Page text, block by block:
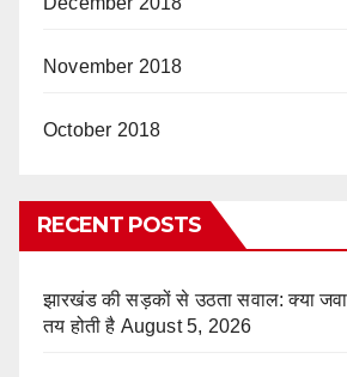
November 2018
October 2018
RECENT POSTS
झारखंड की सड़कों से उठता सवाल: क्या
तय होती है August 5, 2026